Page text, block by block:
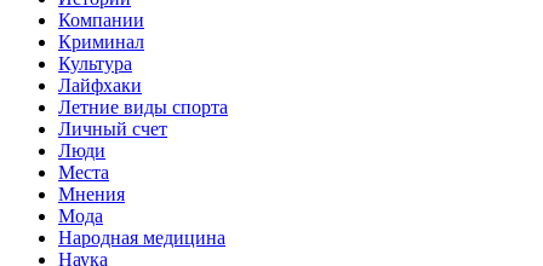
Компании
Криминал
Культура
Лайфхаки
Летние виды спорта
Личный счет
Люди
Места
Мнения
Мода
Народная медицина
Наука